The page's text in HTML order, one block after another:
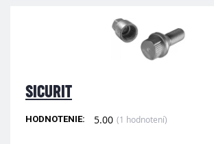
SICURIT
HODNOTENIE: 5.00 (1 hodnotení)